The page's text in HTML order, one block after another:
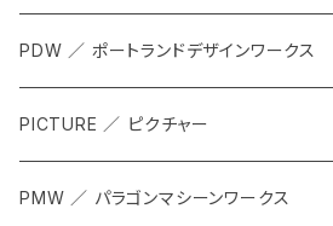
APPAREL
ACCESSORIES
PDW ／ ポートランドデザインワークス
ALL
CARRIER & RACKS
PICTURE ／ ピクチャー
PMW ／ パラゴンマシーンワークス